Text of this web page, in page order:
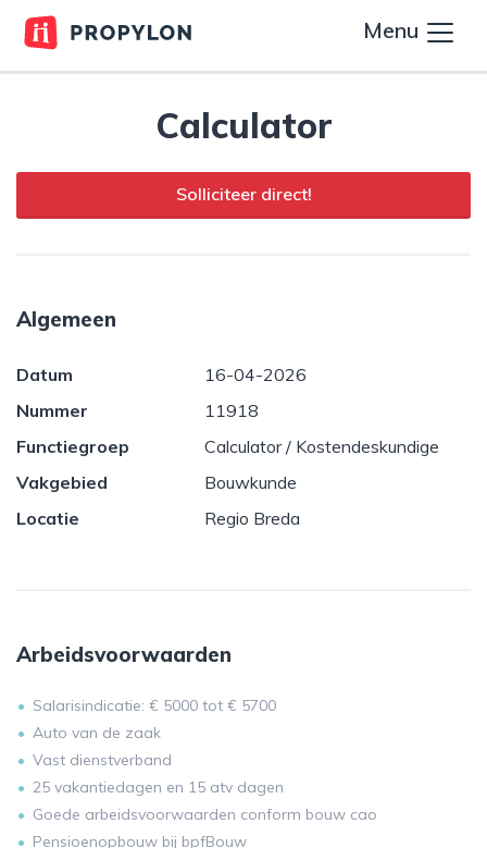
Menu
Calculator
Solliciteer direct!
Algemeen
Datum
16-04-2026
Nummer
11918
Functiegroep
Calculator / Kostendeskundige
Vakgebied
Bouwkunde
Locatie
Regio Breda
Arbeidsvoorwaarden
Salarisindicatie: € 5000 tot € 5700
Auto van de zaak
Vast dienstverband
25 vakantiedagen en 15 atv dagen
Goede arbeidsvoorwaarden conform bouw cao
Pensioenopbouw bij bpfBouw